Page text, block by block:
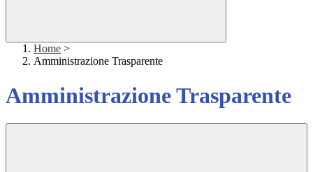
Home >
Amministrazione Trasparente
Amministrazione Trasparente